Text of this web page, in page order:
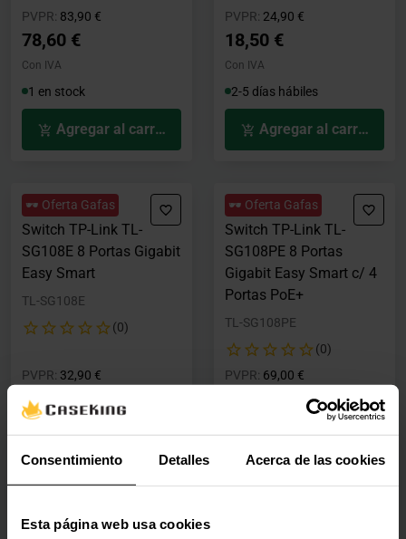
Consentimiento Detalles Acerca de las cookies
Esta página web usa cookies
PVPR: Precio rebajado desde
83,90 €
78,60 €
Con IVA
1 en stock
Agregar al carrito
PVPR: Precio rebajado desde
24,90 €
18,50 €
Con IVA
2-5 días hábiles
Agregar al carrito
🕶️ Oferta Gafas
Switch TP-Link TL-
SG108E 8 Portas Gigabit
Easy Smart
TL-SG108E
(0)
PVPR: Precio rebajado desde
32,90 €
28,40 €
Agregar al carrito
🕶️ Oferta Gafas
Switch TP-Link TL-
SG108PE 8 Portas
Gigabit Easy Smart c/ 4
Portas PoE+
TL-SG108PE
(0)
PVPR: Precio rebajado desde
69,00 €
Agregar al carrito